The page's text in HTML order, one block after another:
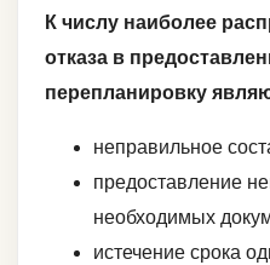
К числу наиболее
отказа в
перепланировку
неправильное
предоставление
необходимых
истечение срока